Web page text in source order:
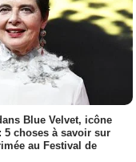
Blue Velvet, icône
5 choses à savoir sur
au Festival de